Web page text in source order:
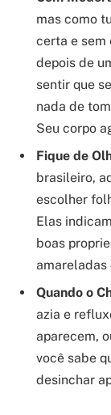
mas como
certa e sem
depois de
sentir que
nada de
Seu corpo
Fique de
brasileiro,
escolher
Elas
boas
amareladas
Quando o
azia e
aparecem,
você sabe
desinchar